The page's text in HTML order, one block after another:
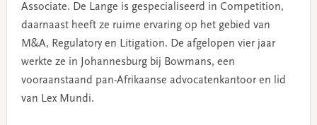
Associate. De Lange is gespecialiseerd in Competition,
daarnaast heeft ze ruime ervaring op het gebied van
M&A, Regulatory en Litigation. De afgelopen vier jaar
werkte ze in Johannesburg bij Bowmans, een
vooraanstaand pan-Afrikaanse advocatenkantoor en lid
van Lex Mundi.